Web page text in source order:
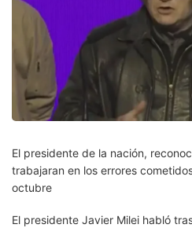
El presidente de la nación,
trabajaran en los errores
octubre
El presidente Javier Milei habló